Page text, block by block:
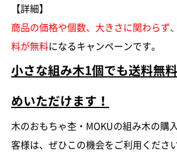
【詳細】
商品の価格や個数、大きさに関わらず
料が無料になるキャンペーンです。
小さな組み木1個でも送料無
めいただけます！
木のおもちゃ杢・MOKUの組み木の購
客様は、ぜひこの機会をご利用ください